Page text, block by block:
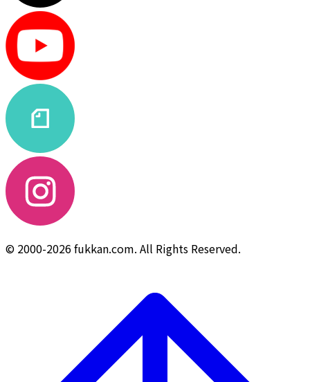
© 2000-2026 fukkan.com. All Rights Reserved.